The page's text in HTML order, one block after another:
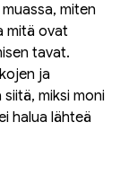
miten
mitä ovat
tavat.
ja
miksi moni
halua lähteä